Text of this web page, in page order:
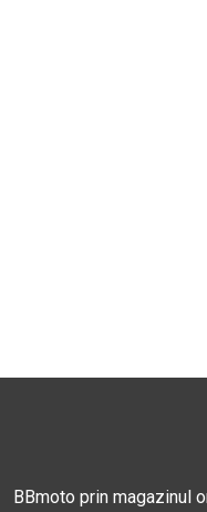
BBmoto prin magazinul